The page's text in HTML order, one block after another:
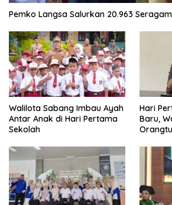
Pemko Langsa Salurkan 20.963
Walilota Sabang Imbau Ayah
Antar Anak di Hari Pertama
Sekolah
Hari
Baru,